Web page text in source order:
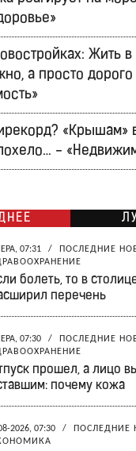
Жить
а просто
«Крышам»
-
07:31 / ПОСЛЕДНИЕ
болеть, то в
перечень
07:30 / ПОСЛЕДНИЕ
прошел, а лицо
почему кожа
2026, 07:30 / ПОСЛЕДНИЕ